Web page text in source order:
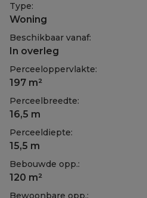
Type:
Woning
Beschikbaar vanaf:
In overleg
Perceeloppervlakte:
197 m²
Perceelbreedte:
16,5 m
Perceeldiepte:
15,5 m
Bebouwde opp.:
120 m²
Bewoonbare opp.: